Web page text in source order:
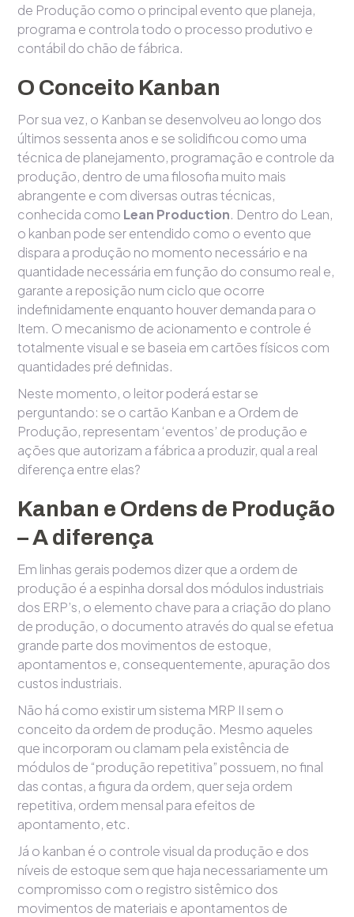
de Produção como o principal evento que planeja,
programa e controla todo o processo produtivo e
contábil do chão de fábrica.
O Conceito Kanban
Por sua vez, o Kanban se desenvolveu ao longo dos
últimos sessenta anos e se solidificou como uma
técnica de planejamento, programação e controle da
produção, dentro de uma filosofia muito mais
abrangente e com diversas outras técnicas,
conhecida como Lean Production. Dentro do Lean,
o kanban pode ser entendido como o evento que
dispara a produção no momento necessário e na
quantidade necessária em função do consumo real e,
garante a reposição num ciclo que ocorre
indefinidamente enquanto houver demanda para o
Item. O mecanismo de acionamento e controle é
totalmente visual e se baseia em cartões físicos com
quantidades pré definidas.
Neste momento, o leitor poderá estar se
perguntando: se o cartão Kanban e a Ordem de
Produção, representam ‘eventos’ de produção e
ações que autorizam a fábrica a produzir, qual a real
diferença entre elas?
Kanban e Ordens de Produção
– A diferença
Em linhas gerais podemos dizer que a ordem de
produção é a espinha dorsal dos módulos industriais
dos ERP’s, o elemento chave para a criação do plano
de produção, o documento através do qual se efetua
grande parte dos movimentos de estoque,
apontamentos e, consequentemente, apuração dos
custos industriais.
Não há como existir um sistema MRP II sem o
conceito da ordem de produção. Mesmo aqueles
que incorporam ou clamam pela existência de
módulos de “produção repetitiva” possuem, no final
das contas, a figura da ordem, quer seja ordem
repetitiva, ordem mensal para efeitos de
apontamento, etc.
Já o kanban é o controle visual da produção e dos
níveis de estoque sem que haja necessariamente um
compromisso com o registro sistêmico dos
movimentos de materiais e apontamentos de